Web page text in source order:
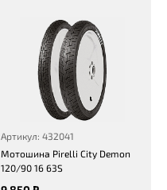
Артикул: 432041
Мотошина Pirelli City Demon
120/90 16 63S